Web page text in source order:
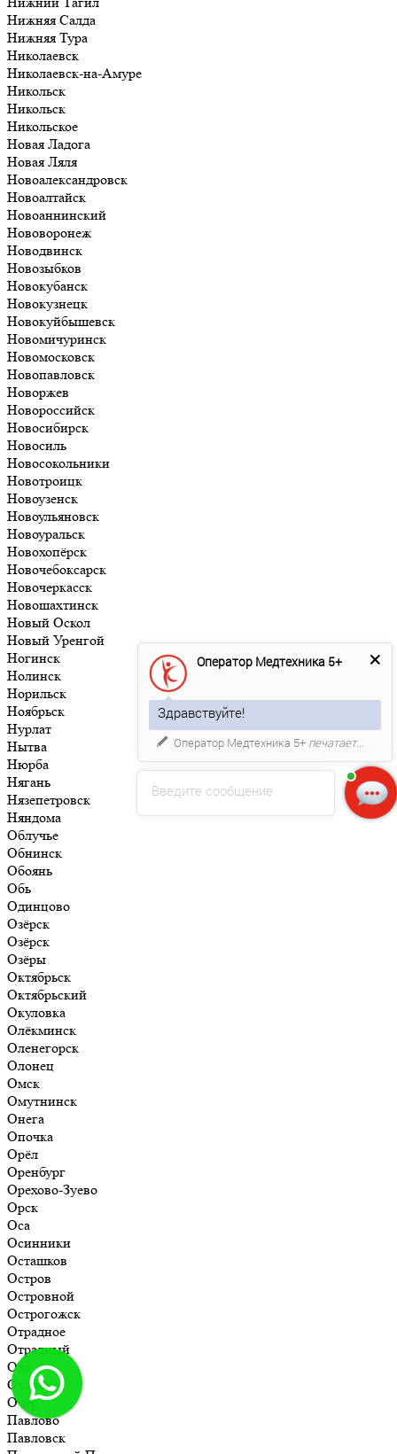
Нижняя Салда
Нижняя Тура
Николаевск
Николаевск-на-Амуре
Никольск
Никольск
Никольское
Новая Ладога
Новая Ляля
Новоалександровск
Новоалтайск
Новоаннинский
Нововоронеж
Новодвинск
Новозыбков
Новокубанск
Новокузнецк
Новокуйбышевск
Новомичуринск
Новомосковск
Новопавловск
Новоржев
Новороссийск
Новосибирск
Новосиль
Новосокольники
Новотроицк
Новоузенск
Новоульяновск
Новоуральск
Новохопёрск
Новочебоксарск
Новочеркасск
Новошахтинск
Новый Оскол
Новый Уренгой
Ногинск
Нолинск
Норильск
Ноябрьск
Нурлат
Нытва
Нюрба
Нягань
Нязепетровск
Няндома
Облучье
Обнинск
Обоянь
Обь
Одинцово
Озёрск
Озёрск
Озёры
Октябрьск
Октябрьский
Окуловка
Олёкминск
Оленегорск
Олонец
Омск
Омутнинск
Онега
Опочка
Орёл
Оренбург
Орехово-Зуево
Орск
Оса
Осинники
Осташков
Остров
Островной
Острогожск
Отрадное
Отрадный
Оха
Оханск
Очёр
Павлово
Павловск
Введите сообщение
Оператор Медтехника 5+
Здравствуйте!
Оператор Медтехника 5+ печатает...